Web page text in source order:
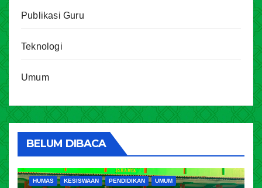
Publikasi Guru
Teknologi
Umum
BELUM DIBACA
HUMAS KESISWAAN PENDIDIKAN UMUM